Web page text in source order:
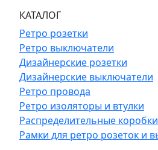
КАТАЛОГ
Ретро розетки
Ретро выключатели
Дизайнерские розетки
Дизайнерские выключатели
Ретро провода
Ретро изоляторы и втулки
Распределительные коробки
Рамки для ретро розеток и